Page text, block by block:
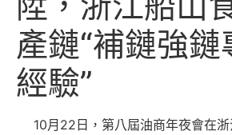
產鏈“補鏈強鏈
經驗”
10月22日，第八屆油商年夜會在浙